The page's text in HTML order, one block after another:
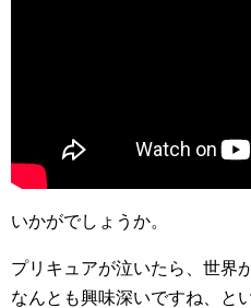
いかがでしょうか。
プリキュアが泣いたら、世界
なんとも興味深いですね、と